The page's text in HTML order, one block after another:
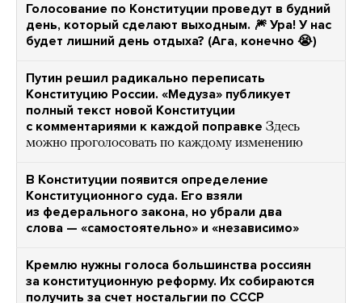
Голосование по Конституции проведут в будний
день, который сделают выходным. 🎆 Ура! У нас
будет лишний день отдыха? (Ага, конечно 😭)
Путин решил радикально переписать
Конституцию России. «Медуза» публикует
полный текст новой Конституции
с комментариями к каждой поправке Здесь
можно проголосовать по каждому изменению
В Конституции появится определение
Конституционного суда. Его взяли
из федерального закона, но убрали два
слова — «самостоятельно» и «независимо»
Кремлю нужны голоса большинства россиян
за конституционную реформу. Их собираются
получить за счет ностальгии по СССР